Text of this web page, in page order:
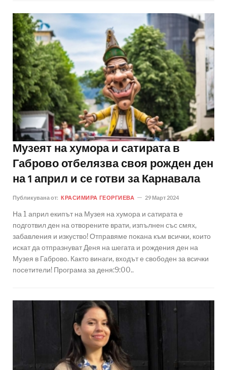
Музеят на хумора и сатирата в
Габрово отбелязва своя рожден ден
на 1 април и се готви за Карнавала
Публикувана от: КРАСИМИРА ГЕОРГИЕВА 29 Март 2024
На 1 април екипът на Музея на хумора и сатирата е
подготвил ден на отворените врати, изпълнен със смях,
забавления и изкуство! Отправяме покана към всички, които
искат да отпразнуват Деня на шегата и рождения ден на
Музея в Габрово. Както винаги, входът е свободен за всички
посетители! Програма за деня:9:00..